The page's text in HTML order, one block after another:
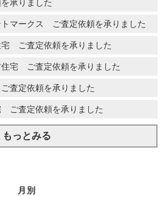
承りました
マークス ご査定依頼を承りました
ご査定依頼を承りました
宅 ご査定依頼を承りました
定依頼を承りました
査定依頼を承りました
もっとみる
月別